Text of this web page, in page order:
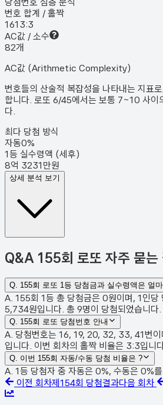
번호 합계 / 홀짝
161 3:3
AC값 / 소수
82개
AC값 (Arithmetic Complexity)
번호들의 산술적 복잡성을 나타내는 지표
합니다. 로또 6/45에서는 보통 7~10 사이
다.
최다 당첨 방식
자동0%
1등 실수령액 (세후)
8억 3231만원
상세 분석 보기
Q&A 155회 로또 자주 묻는
Q. 155회 로또 1등 당첨금과 실수령액은 얼
A. 155회 1등 총 당첨금은 0원이며, 1인
5,734원입니다. 총 9명이 당첨되었습니다.
Q. 155회 로또 당첨번호 안내
A. 당첨번호는 16, 19, 20, 32, 33, 41번이
입니다. 이번 회차의 홀짝 비율은 3:3입니
Q. 이번 155회 자동/수동 당첨 비율은 ?
A. 1등 당첨자 중 자동은 0%, 수동은 0%
이전 회차제 154회 당첨결과다음 회차